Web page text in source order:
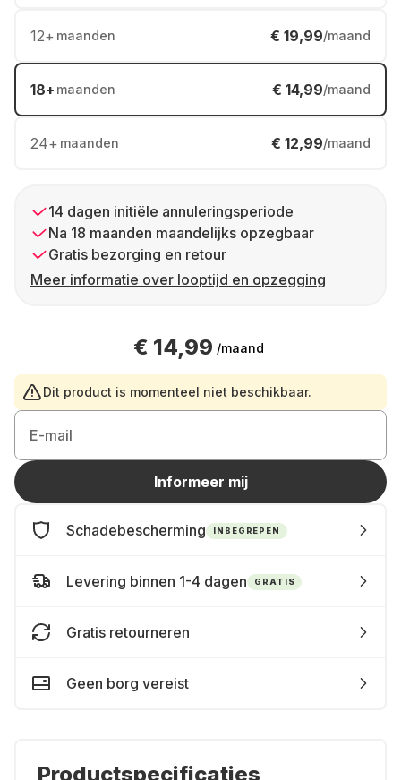
12+ maanden € 19,99/maand
18+ maanden € 14,99/maand
24+ maanden € 12,99/maand
14 dagen initiële annuleringsperiode
Na 18 maanden maandelijks opzegbaar
Gratis bezorging en retour
Meer informatie over looptijd en opzegging
€ 14,99 /maand
Dit product is momenteel niet beschikbaar.
E-mail
Informeer mij
Schadebescherming INBEGREPEN
Levering binnen 1-4 dagen GRATIS
Gratis retourneren
Geen borg vereist
Productspecificaties